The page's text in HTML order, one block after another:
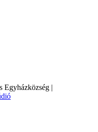
Egyházközség |